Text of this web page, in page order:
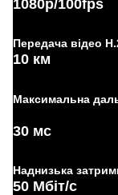
1080p/100fps
Передача відео
10 км
Максимальна
30 мс
Наднизька
50 Мбіт/с